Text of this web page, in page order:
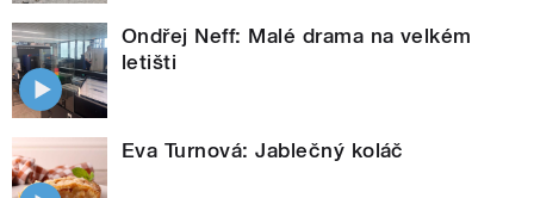
Ondřej Neff: Malé drama na velkém
letišti
Eva Turnová: Jablečný koláč